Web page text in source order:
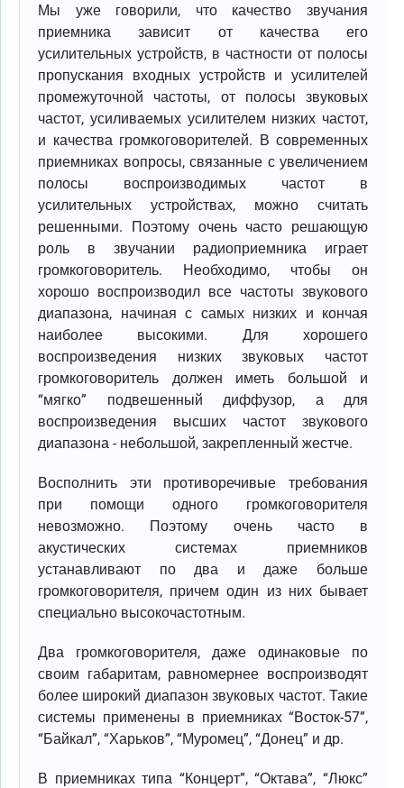
Мы уже говорили, что качество звучания
приемника зависит от качества его
усилительных устройств, в частности от полосы
пропускания входных устройств и усилителей
промежуточной частоты, от полосы звуковых
частот, усиливаемых усилителем низких частот,
и качества громкоговорителей. В современных
приемниках вопросы, связанные с увеличением
полосы воспроизводимых частот в
усилительных устройствах, можно считать
решенными. Поэтому очень часто решающую
роль в звучании радиоприемника играет
громкоговоритель. Необходимо, чтобы он
хорошо воспроизводил все частоты звукового
диапазона, начиная с самых низких и кончая
наиболее высокими. Для хорошего
воспроизведения низких звуковых частот
громкоговоритель должен иметь большой и
“мягко” подвешенный диффузор, а для
воспроизведения высших частот звукового
диапазона - небольшой, закрепленный жестче.
Восполнить эти противоречивые требования
при помощи одного громкоговорителя
невозможно. Поэтому очень часто в
акустических системах приемников
устанавливают по два и даже больше
громкоговорителя, причем один из них бывает
специально высокочастотным.
Два громкоговорителя, даже одинаковые по
своим габаритам, равномернее воспроизводят
более широкий диапазон звуковых частот. Такие
системы применены в приемниках “Восток-57”,
“Байкал”, “Харьков”, “Муромец”, “Донец” и др.
В приемниках типа “Концерт”, “Октава”, “Люкс”